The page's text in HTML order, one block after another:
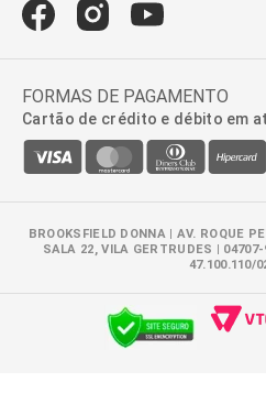
FORMAS DE PAGAMENTO
Cartão de crédito e débito em
BROOKSFIELD DONNA | AV. ROQUE
SALA 22, VILA GERTRUDES |
47.100.110/